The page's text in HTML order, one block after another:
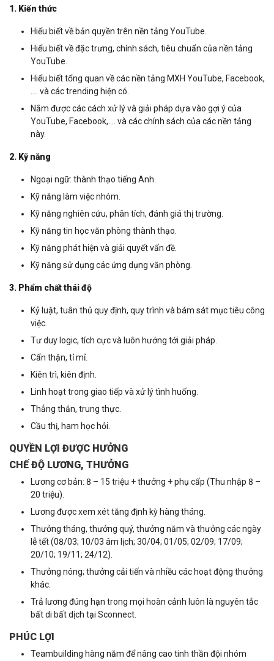
1. Kiến thức
Hiểu biết về bản quyền trên nền tảng YouTube.
Hiểu biết về đặc trưng, chính sách, tiêu chuẩn của nền tảng
YouTube.
Hiểu biết tổng quan về các nền tảng MXH YouTube, Facebook,
…. và các trending hiện có.
Nắm được các cách xử lý và giải pháp dựa vào gợi ý của
YouTube, Facebook,…. và các chính sách của các nền tảng
này.
2. Kỹ năng
Ngoại ngữ: thành thạo tiếng Anh.
Kỹ năng làm việc nhóm.
Kỹ năng nghiên cứu, phân tích, đánh giá thị trường.
Kỹ năng tin học văn phòng thành thạo.
Kỹ năng phát hiện và giải quyết vấn đề.
Kỹ năng sử dụng các ứng dụng văn phòng.
3. Phẩm chất thái độ
Kỷ luật, tuân thủ quy định, quy trình và bám sát mục tiêu công
việc.
Tư duy logic, tích cực và luôn hướng tới giải pháp.
Cẩn thận, tỉ mỉ.
Kiên trì, kiên định.
Linh hoạt trong giao tiếp và xử lý tình huống.
Thẳng thắn, trung thực.
Cầu thị, ham học hỏi.
QUYỀN LỢI ĐƯỢC HƯỞNG
CHẾ ĐỘ LƯƠNG, THƯỞNG
Lương cơ bản: 8 – 15 triệu + thưởng + phụ cấp (Thu nhập 8 –
20 triệu).
Lương được xem xét tăng định kỳ hàng tháng.
Thưởng tháng, thưởng quý, thưởng năm và thưởng các ngày
lễ tết (08/03; 10/03 âm lịch; 30/04; 01/05; 02/09; 17/09;
20/10; 19/11; 24/12).
Thưởng nóng; thưởng cải tiến và nhiều các hoạt động thưởng
khác.
Trả lương đúng hạn trong mọi hoàn cảnh luôn là nguyên tắc
bất di bất dịch tại Sconnect.
PHÚC LỢI
Teambuilding hàng năm để nâng cao tinh thần đội nhóm